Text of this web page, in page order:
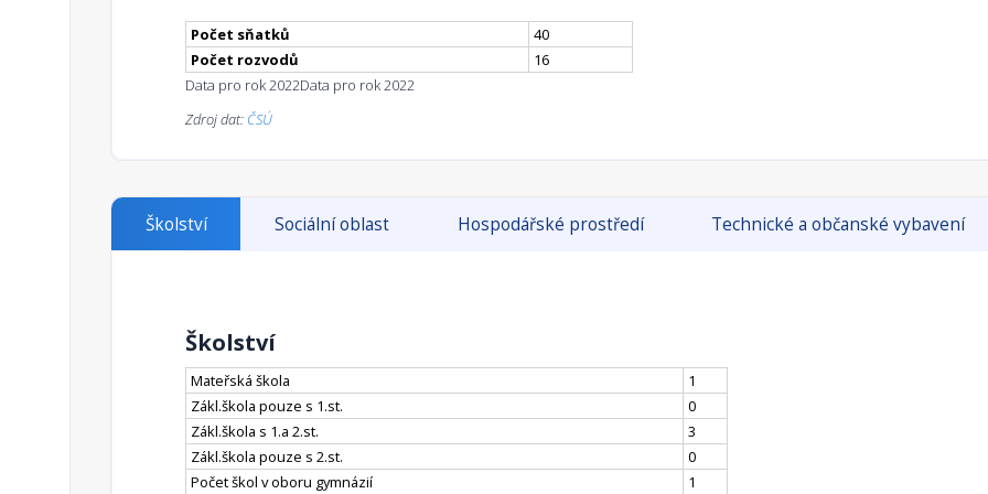
Počet sňatků
40
Počet rozvodů
16
Data pro rok 2022Data pro rok 2022
Zdroj dat: ČSÚ
Školství Sociální oblast Hospodářské prostředí Technické a občanské vybavení
Školství
Mateřská škola
1
Zákl.škola pouze s 1.st.
0
Zákl.škola s 1.a 2.st.
3
Zákl.škola pouze s 2.st.
0
Počet škol v oboru gymnázií
1